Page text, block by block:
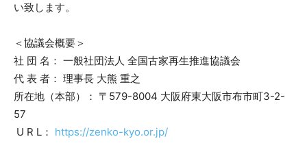
い致します。
＜協議会概要＞
社 団 名： 一般社団法人 全国古家再生推進協議会
代 表 者： 理事長 大熊 重之
所在地（本部）： 〒579-8004 大阪府東大阪市布市町3-2-
57
U R L： https://zenko-kyo.or.jp/